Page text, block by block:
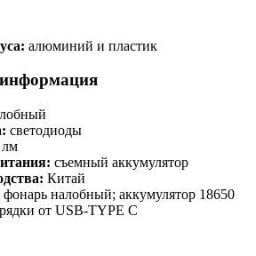
алюминий и пластик
светодиоды
лм
съемный аккумулятор
Китай
фонарь налобный; аккумулятор 18650
от USB-TYPE C